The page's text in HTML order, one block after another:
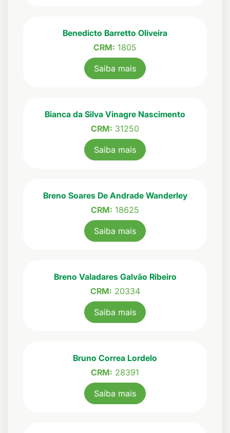
Benedicto Barretto Oliveira
CRM: 1805
Saiba mais
Bianca da Silva Vinagre Nascimento
CRM: 31250
Saiba mais
Breno Soares De Andrade Wanderley
CRM: 18625
Saiba mais
Breno Valadares Galvão Ribeiro
CRM: 20334
Saiba mais
Bruno Correa Lordelo
CRM: 28391
Saiba mais